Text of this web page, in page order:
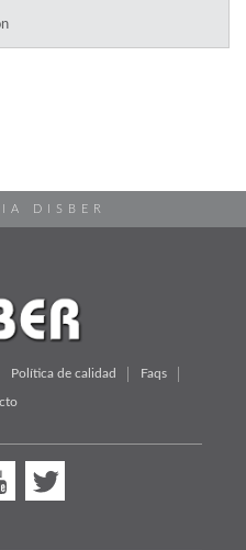
DISBER
Política de calidad Faqs